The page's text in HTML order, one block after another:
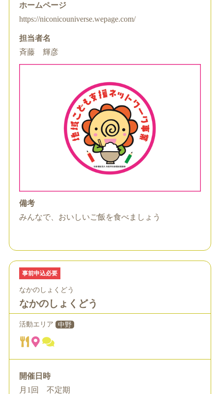
ホームページ
https://niconicouniverse.wepage.com/
担当者名
斉藤 輝彦
備考
みんなで、おいしいご飯を食べましょう
事前申込必要
なかのしょくどう
なかのしょくどう
活動エリア 中野
開催日時
月1回 不定期